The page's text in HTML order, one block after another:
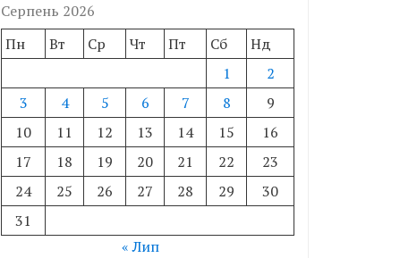
Серпень 2026
Пн
Вт Ср Чт Пт Сб
Нд
1
2
3
4 5 6 7 8
9
10
11 12 13 14 15
16
17
18 19 20 21 22
23
24
25 26 27 28 29
30
31
« Лип